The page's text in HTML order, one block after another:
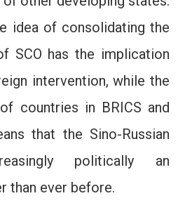
idea of consolidating the
SCO has the implication
intervention, while the
countries in BRICS and
that the Sino-Russian
politically an
than ever before.